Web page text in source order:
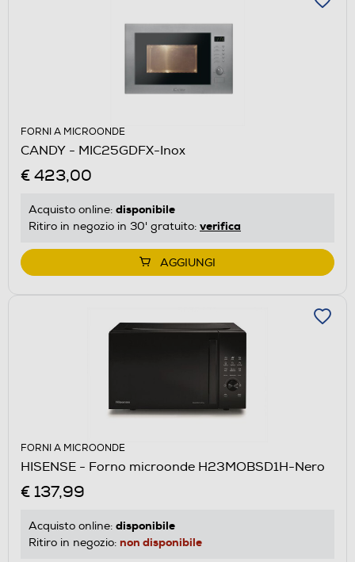
FORNI A MICROONDE
CANDY - MIC25GDFX-Inox
€ 423,00
Acquisto online: disponibile
Ritiro in negozio in 30' gratuito: verifica
AGGIUNGI
FORNI A MICROONDE
HISENSE - Forno microonde H23MOBSD1H-Nero
€ 137,99
Acquisto online: disponibile
Ritiro in negozio: non disponibile